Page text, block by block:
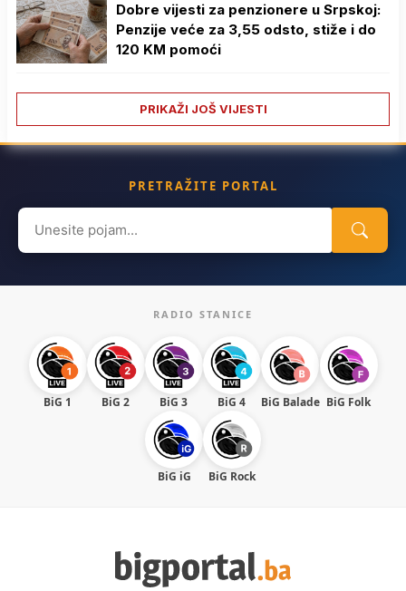
Dobre vijesti za penzionere u Srpskoj:
Penzije veće za 3,55 odsto, stiže i do
120 KM pomoći
PRIKAŽI JOŠ VIJESTI
PRETRAŽITE PORTAL
Search
for:
RADIO STANICE
BiG 1 BiG 2 BiG 3 BiG 4 BiG Balade BiG Folk
BiG iG BiG Rock